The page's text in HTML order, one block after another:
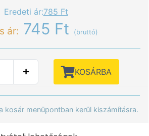
Eredeti ár:785 Ft
ár: 745 Ft (bruttó)
KOSÁRBA
kosár menüpontban kerül kiszámításra.